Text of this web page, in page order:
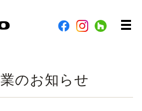
メ
のお知らせ